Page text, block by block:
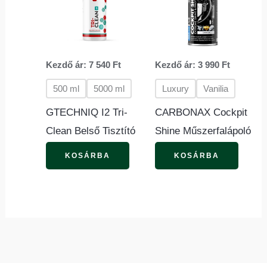
Kezdő ár:7 540 Ft
500 ml 5000 ml
GTECHNIQ I2 Tri-
Clean Belső Tisztító
KOSÁRBA
változatok
termékoldalon
választhatók
Kezdő ár: 3 990 Ft
Luxury Vanilia
CARBONAX Cockpit
Shine Műszerfalápoló
KOSÁRBA
a